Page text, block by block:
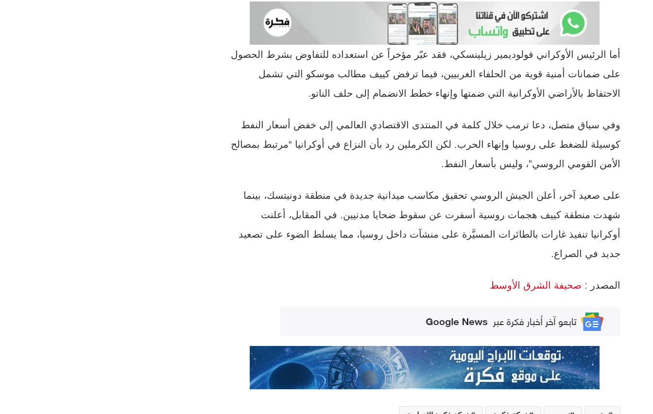
أما الرئيس الأوكراني فولوديمير زيلينسكي، فقد عبّر مؤخراً عن استعداده للتفاوض بشرط الحصول
على ضمانات أمنية قوية من الحلفاء الغربيين، فيما ترفض كييف مطالب موسكو التي تشمل
الاحتفاظ بالأراضي الأوكرانية التي ضمتها وإنهاء خطط الانضمام إلى حلف الناتو.
وفي سياق متصل، دعا ترمب خلال كلمة في المنتدى الاقتصادي العالمي إلى خفض أسعار النفط
كوسيلة للضغط على روسيا وإنهاء الحرب. لكن الكرملين رد بأن النزاع في أوكرانيا “مرتبط بمصالح
الأمن القومي الروسي”، وليس بأسعار النفط.
على صعيد آخر، أعلن الجيش الروسي تحقيق مكاسب ميدانية جديدة في منطقة دونيتسك، بينما
شهدت منطقة كييف هجمات روسية أسفرت عن سقوط ضحايا مدنيين. في المقابل، أعلنت
أوكرانيا تنفيذ غارات بالطائرات المسيَّرة على منشآت داخل روسيا، مما يسلط الضوء على تصعيد
جديد في الصراع.
المصدر : صحيفة الشرق الأوسط